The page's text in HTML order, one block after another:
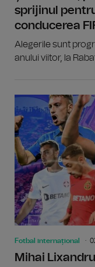
sprijinul
conducerea
Alegerile sunt
anului viitor, la
Fotbal internațional
Mihai